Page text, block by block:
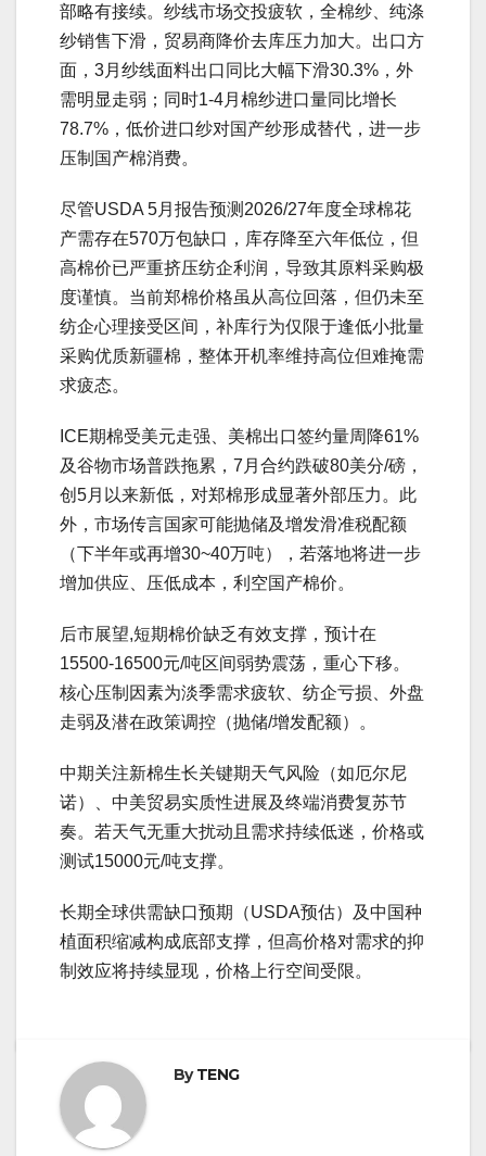
部略有接续。纱线市场交投疲软，全棉纱、纯涤
纱销售下滑，贸易商降价去库压力加大。出口方
面，3月纱线面料出口同比大幅下滑30.3%，外
需明显走弱；同时1-4月棉纱进口量同比增长
78.7%，低价进口纱对国产纱形成替代，进一步
压制国产棉消费。
尽管USDA 5月报告预测2026/27年度全球棉花
产需存在570万包缺口，库存降至六年低位，但
高棉价已严重挤压纺企利润，导致其原料采购极
度谨慎。当前郑棉价格虽从高位回落，但仍未至
纺企心理接受区间，补库行为仅限于逢低小批量
采购优质新疆棉，整体开机率维持高位但难掩需
求疲态。
ICE期棉受美元走强、美棉出口签约量周降61%
及谷物市场普跌拖累，7月合约跌破80美分/磅，
创5月以来新低，对郑棉形成显著外部压力。此
外，市场传言国家可能抛储及增发滑准税配额
（下半年或再增30~40万吨），若落地将进一步
增加供应、压低成本，利空国产棉价。
后市展望,短期棉价缺乏有效支撑，预计在
15500-16500元/吨区间弱势震荡，重心下移。
核心压制因素为淡季需求疲软、纺企亏损、外盘
走弱及潜在政策调控（抛储/增发配额）。
中期关注新棉生长关键期天气风险（如厄尔尼
诺）、中美贸易实质性进展及终端消费复苏节
奏。若天气无重大扰动且需求持续低迷，价格或
测试15000元/吨支撑。
长期全球供需缺口预期（USDA预估）及中国种
植面积缩减构成底部支撑，但高价格对需求的抑
制效应将持续显现，价格上行空间受限。
ByTENG